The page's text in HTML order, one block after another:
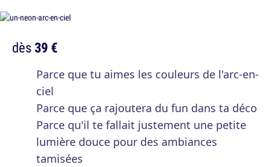
dès39 €
Parce que tu aimes les couleurs de l'arc-en-
ciel
Parce que ça rajoutera du fun dans ta déco
Parce qu'il te fallait justement une petite
lumière douce pour des ambiances
tamisées